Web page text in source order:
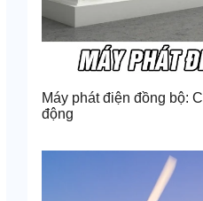
Máy phát điện đồng bộ:
động